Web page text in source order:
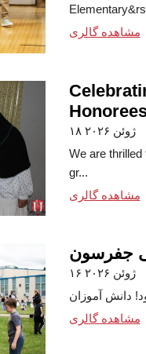
مشاهده گالری
۱۸ ژوئن ۲۰۲۶
We are
gr...
مشاهده گالری
جفرسون
۱۶ ژوئن ۲۰۲۶
مشاهده گالری